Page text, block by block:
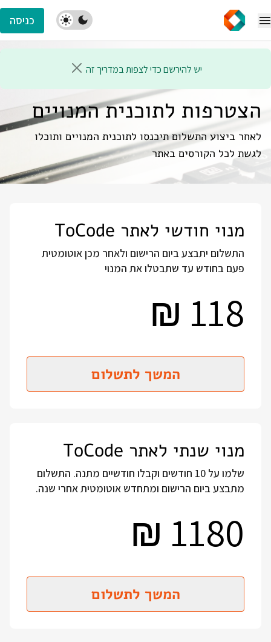
כניסה
יש להירשם כדי לצפות במדריך זה
הצטרפות לתוכנית המנויים
לאחר ביצוע התשלום תיכנסו לתוכנית המנויים ותוכלו
לגשת לכל הקורסים באתר
מנוי חודשי לאתר ToCode
התשלום יתבצע ביום הרישום ולאחר מכן אוטומטית
פעם בחודש עד שתבטלו את המנוי
118
₪
המשך לתשלום
מנוי שנתי לאתר ToCode
שלמו על 10 חודשים וקבלו חודשיים מתנה. התשלום
מתבצע ביום הרישום ומתחדש אוטומטית אחרי שנה.
1180
₪
המשך לתשלום